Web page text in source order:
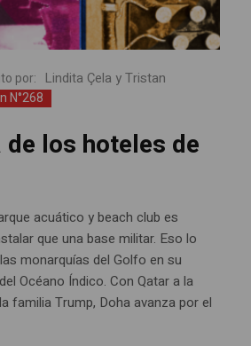
por: Lindita Çela y Tristan
N°268
los hoteles de
acuático y beach club es
que una base militar. Eso lo
monarquías del Golfo en su
Océano Índico. Con Qatar a la
familia Trump, Doha avanza por el